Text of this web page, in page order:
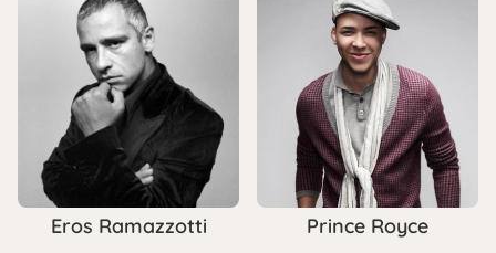
Eros Ramazzotti Prince Royce